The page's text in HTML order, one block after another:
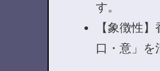
す。
【象徴性
口・意」を